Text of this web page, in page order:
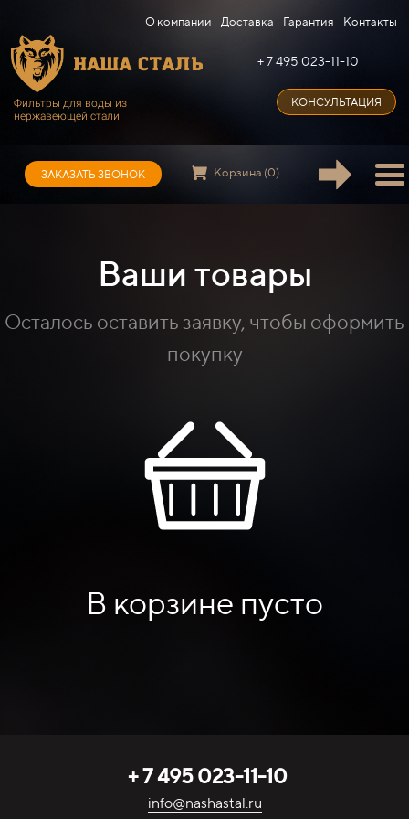
О компании Доставка Гарантия Контакты
Фильтры для воды из
нержавеющей стали
+ 7 495 023-11-10
КОНСУЛЬТАЦИЯ
ЗАКАЗАТЬ ЗВОНОК Корзина (0)
Ваши товары
Осталось оставить заявку, чтобы оформить
покупку
В корзине пусто
+ 7 495 023-11-10
info@nashastal.ru